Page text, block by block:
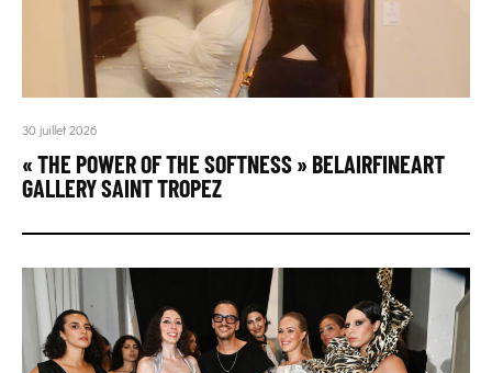
30 juillet 2026
« THE POWER OF THE SOFTNESS » BELAIRFINEART
GALLERY SAINT TROPEZ